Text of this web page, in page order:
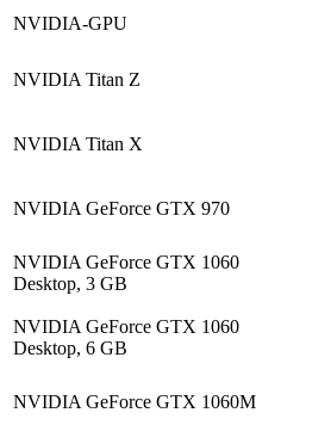
NVIDIA-GPU
NVIDIA Titan Z
NVIDIA Titan X
NVIDIA GeForce GTX 970
NVIDIA GeForce GTX 1060
Desktop, 3 GB
NVIDIA GeForce GTX 1060
Desktop, 6 GB
NVIDIA GeForce GTX 1060M